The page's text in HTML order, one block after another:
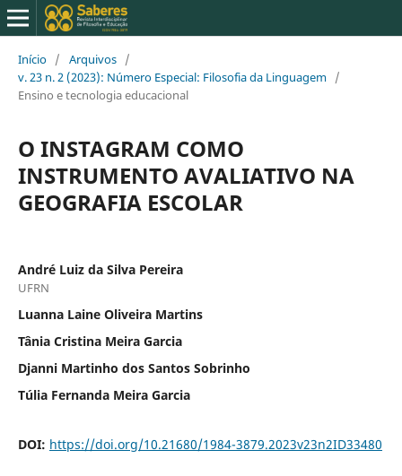
Início / Arquivos /
v. 23 n. 2 (2023): Número Especial: Filosofia da Linguagem /
Ensino e tecnologia educacional
O INSTAGRAM COMO
INSTRUMENTO AVALIATIVO NA
GEOGRAFIA ESCOLAR
André Luiz da Silva Pereira
UFRN
Luanna Laine Oliveira Martins
Tânia Cristina Meira Garcia
Djanni Martinho dos Santos Sobrinho
Túlia Fernanda Meira Garcia
DOI: https://doi.org/10.21680/1984-3879.2023v23n2ID33480